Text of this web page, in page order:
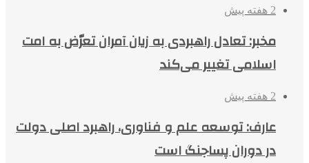
2 هفته پیش
مخبر: تعادل راهبردی به زیان آمران تعرّض به امت
اسلامی تغییر می‌کند
2 هفته پیش
عارف: توسعه علم و فناوری، راهبرد اصلی دولت
در دوران پساجنگ است